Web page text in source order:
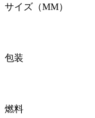
サイズ（MM）
包装
燃料